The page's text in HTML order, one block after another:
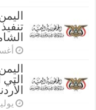
يوليو 31,